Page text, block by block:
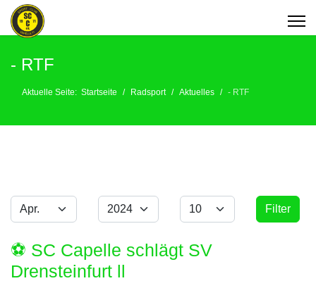
- RTF
Aktuelle Seite: Startseite Radsport Aktuelles - RTF
Filter
Monat Jahr Anzeige #
Filter
⚽️ SC Capelle schlägt SV
Drensteinfurt ll